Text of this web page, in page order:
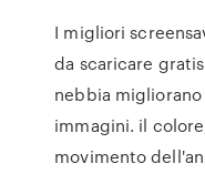
I migliori
da scaricare
nebbia
immagini. il
movimento